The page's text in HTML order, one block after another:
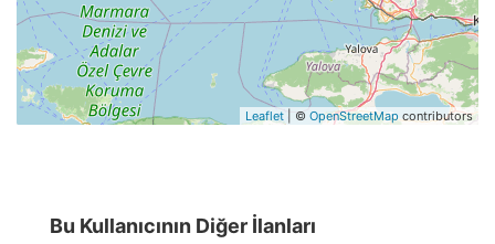
Leaflet | © OpenStreetMapcontributors
Bu Kullanıcının Diğer İlanları